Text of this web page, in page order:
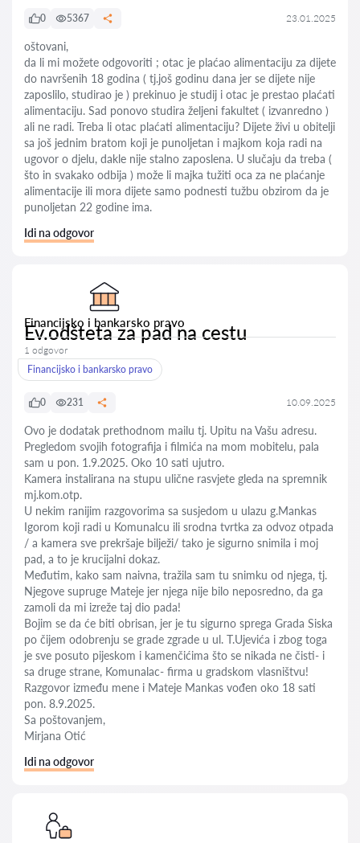
0 5367 23.01.2025
oštovani,
da li mi možete odgovoriti ; otac je plaćao alimentaciju za dijete
do navršenih 18 godina ( tj.još godinu dana jer se dijete nije
zaposlilo, studirao je ) prekinuo je studij i otac je prestao plaćati
alimentaciju. Sad ponovo studira željeni fakultet ( izvanredno )
ali ne radi. Treba li otac plaćati alimentaciju? Dijete živi u obitelji
sa još jednim bratom koji je punoljetan i majkom koja radi na
ugovor o djelu, dakle nije stalno zaposlena. U slučaju da treba (
što in svakako odbija ) može li majka tužiti oca za ne plaćanje
alimentacije ili mora dijete samo podnesti tužbu obzirom da je
punoljetan 22 godine ima.
Idi na odgovor
Financijsko i bankarsko pravo
Ev.odšteta za pad na cestu
1 odgovor
Financijsko i bankarsko pravo
0 231 10.09.2025
Ovo je dodatak prethodnom mailu tj. Upitu na Vašu adresu.
Pregledom svojih fotografija i filmića na mom mobitelu, pala
sam u pon. 1.9.2025. Oko 10 sati ujutro.
Kamera instalirana na stupu ulične rasvjete gleda na spremnik
mj.kom.otp.
U nekim ranijim razgovorima sa susjedom u ulazu g.Mankas
Igorom koji radi u Komunalcu ili srodna tvrtka za odvoz otpada
/ a kamera sve prekršaje bilježi/ tako je sigurno snimila i moj
pad, a to je krucijalni dokaz.
Međutim, kako sam naivna, tražila sam tu snimku od njega, tj.
Njegove supruge Mateje jer njega nije bilo neposredno, da ga
zamoli da mi izreže taj dio pada!
Bojim se da će biti obrisan, jer je tu sigurno sprega Grada Siska
po čijem odobrenju se grade zgrade u ul. T.Ujevića i zbog toga
je sve posuto pijeskom i kamenčićima što se nikada ne čisti- i
sa druge strane, Komunalac- firma u gradskom vlasništvu!
Razgovor između mene i Mateje Mankas vođen oko 18 sati
pon. 8.9.2025.
Sa poštovanjem,
Mirjana Otić
Idi na odgovor